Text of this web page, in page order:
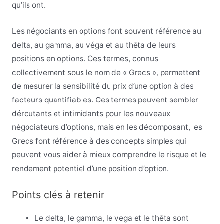
qu’ils ont.
Les négociants en options font souvent référence au
delta, au gamma, au véga et au thêta de leurs
positions en options. Ces termes, connus
collectivement sous le nom de « Grecs », permettent
de mesurer la sensibilité du prix d’une option à des
facteurs quantifiables. Ces termes peuvent sembler
déroutants et intimidants pour les nouveaux
négociateurs d’options, mais en les décomposant, les
Grecs font référence à des concepts simples qui
peuvent vous aider à mieux comprendre le risque et le
rendement potentiel d’une position d’option.
Points clés à retenir
Le delta, le gamma, le vega et le thêta sont